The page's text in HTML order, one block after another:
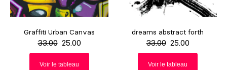
Graffiti Urban Canvas
33.00 25.00
Voir le tableau
dreams abstract forth
33.00 25.00
Voir le tableau